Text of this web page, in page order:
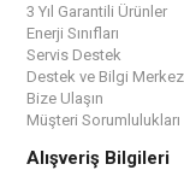
3 Yıl Garantili Ürünler
Enerji Sınıfları
Servis Destek
Destek ve Bilgi
Bize Ulaşın
Müşteri Sorumlulukları
Alışveriş Bilgileri